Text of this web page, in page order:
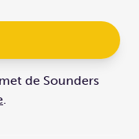
de Sounders
.